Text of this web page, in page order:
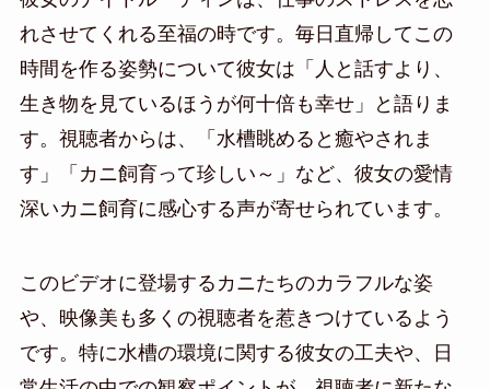
れさせてくれる至福の時です。毎日直帰してこの
時間を作る姿勢について彼女は「人と話すより、
生き物を見ているほうが何十倍も幸せ」と語りま
す。視聴者からは、「水槽眺めると癒やされま
す」「カニ飼育って珍しい～」など、彼女の愛情
深いカニ飼育に感心する声が寄せられています。
このビデオに登場するカニたちのカラフルな姿
や、映像美も多くの視聴者を惹きつけているよう
です。特に水槽の環境に関する彼女の工夫や、日